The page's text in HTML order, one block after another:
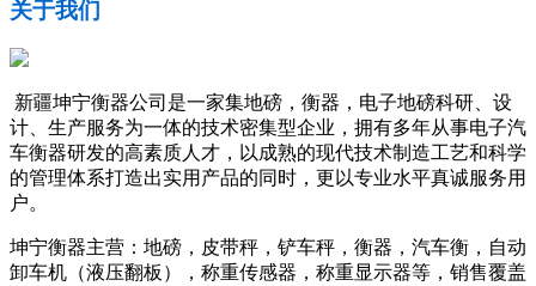
关于我们
新疆坤宁衡器公司是一家集地磅，衡器，电子地磅科研、设
计、生产服务为一体的技术密集型企业，拥有多年从事电子汽
车衡器研发的高素质人才，以成熟的现代技术制造工艺和科学
的管理体系打造出实用产品的同时，更以专业水平真诚服务用
户。
坤宁衡器主营：地磅，皮带秤，铲车秤，衡器，汽车衡，自动
卸车机（液压翻板），称重传感器，称重显示器等，销售覆盖